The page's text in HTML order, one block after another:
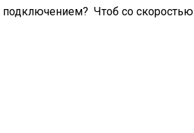
подключением? Чтоб со скоростью